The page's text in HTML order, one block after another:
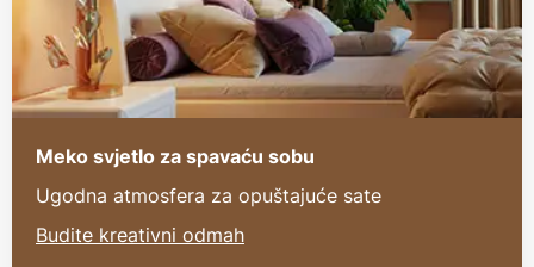
Meko svjetlo za spavaću sobu
Ugodna atmosfera za opuštajuće sate
Budite kreativni odmah